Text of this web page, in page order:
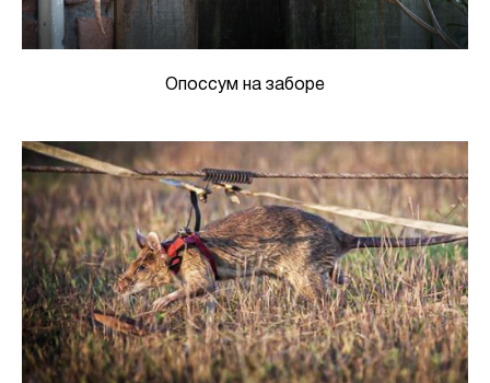
Опоссум на заборе